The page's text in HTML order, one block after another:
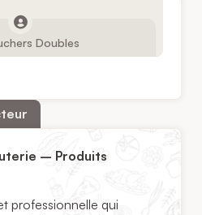
Doubles
– Produits
professionnelle qui